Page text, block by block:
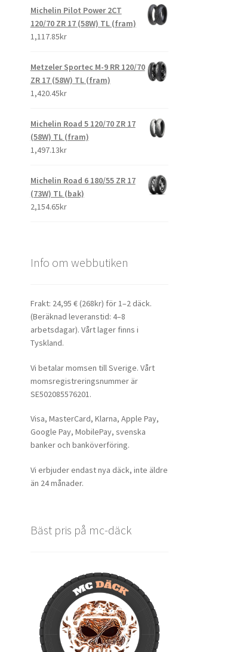
Michelin Pilot Power 2CT
120/70 ZR 17 (58W) TL (fram)
1,117.85kr
Metzeler Sportec M-9 RR 120/70
ZR 17 (58W) TL (fram)
1,420.45kr
Michelin Road 5 120/70 ZR 17
(58W) TL (fram)
1,497.13kr
Michelin Road 6 180/55 ZR 17
(73W) TL (bak)
2,154.65kr
Info om webbutiken
Frakt: 24,95 € (268kr) för 1–2 däck.
(Beräknad leveranstid: 4–8
arbetsdagar). Vårt lager finns i
Tyskland.
Vi betalar momsen till Sverige. Vårt
momsregistreringsnummer är
SE502085576201.
Visa, MasterCard, Klarna, Apple Pay,
Google Pay, MobilePay, svenska
banker och banköverföring.
Vi erbjuder endast nya däck, inte äldre
än 24 månader.
Bäst pris på mc-däck